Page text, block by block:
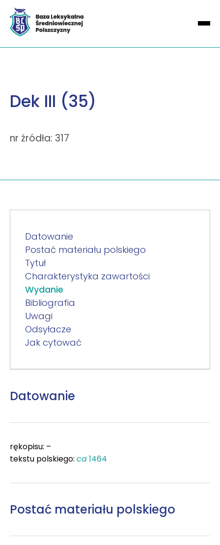
Dek III (35)
nr źródła: 317
Datowanie
Postać materiału polskiego
Tytuł
Charakterystyka zawartości
Wydanie
Bibliografia
Uwagi
Odsyłacze
Jak cytować
Datowanie
rękopisu: –
tekstu polskiego: ca1464
Postać materiału polskiego